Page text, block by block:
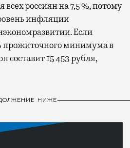
россиян на 7,5 %, потому
инфляции
Если
прожиточного минимума в
составит 15 453 рубля,
НИЖЕ